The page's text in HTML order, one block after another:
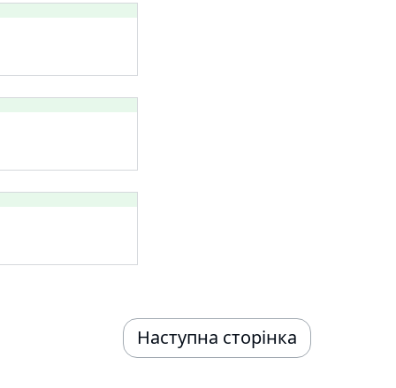
Наступна сторінка